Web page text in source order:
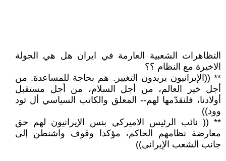
التظاهرات الشعبية العارمة في ايران هل هي الجولة
الاخيرة مع النظام ؟؟
** ((الإيرانيون يريدون التغيير. هم بحاجة للمساعدة. من
أجل خير العالم، من أجل السلام، من أجل مستقبل
أولادنا، فلنقدّمها لهم-- المعلق والكاتب السياسي أل تود
وود))
** (( نائب الرئيس الاميركي بنس الإيرانيون لهم حق
معارضة نظامهم الحاكم، مؤكدا وقوف واشنطن إلى
جانب الشعب الإيرانى))